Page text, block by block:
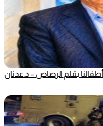
بقلم الرصاص – د.عدنان